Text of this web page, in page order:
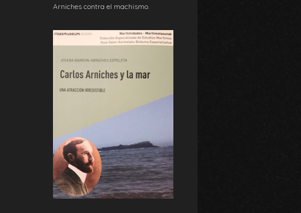
Arniches contra el machismo.